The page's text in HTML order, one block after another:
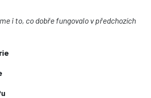
i to, co dobře fungovalo v předchozích